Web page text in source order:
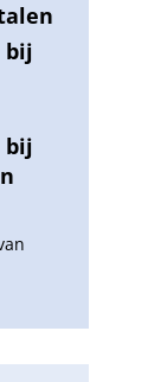
bij
bij